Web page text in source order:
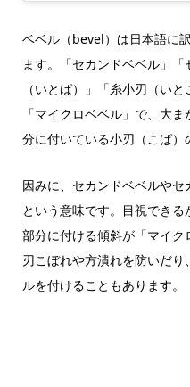
ベベル（bevel）は日本語に
ます。「セカンドベベル」
（いとば）」「糸小刃（い
「マイクロベベル」で、大
分に付いている小刃（こば）
因みに、セカンドベベルや
という意味です。目視でき
部分に付ける傾斜が「マイク
刃こぼれや方潰れを防いだ
ルを付けることもあります。